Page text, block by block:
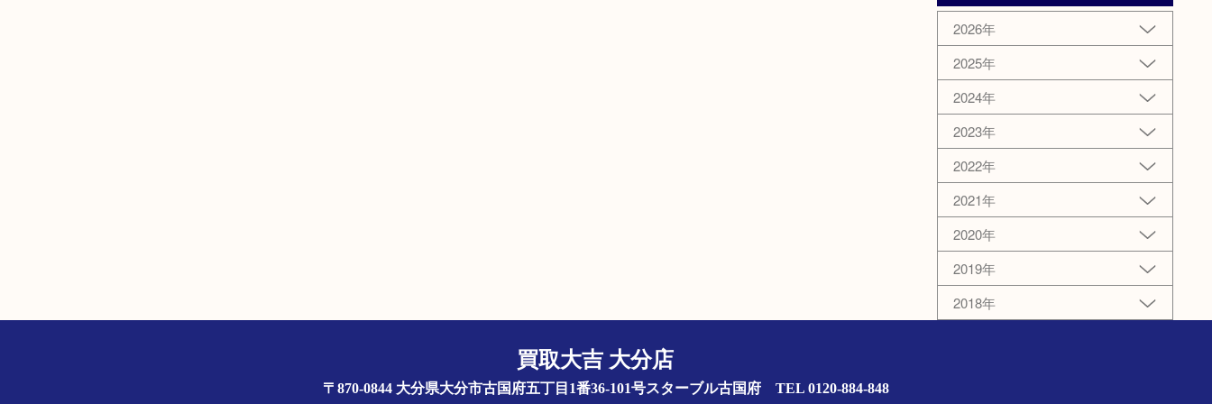
2026年
2025年
2024年
2023年
2022年
2021年
2020年
2019年
2018年
買取大吉 大分店
〒870-0844 大分県大分市古国府五丁目1番36-101号スターブル古国府 TEL 0120-884-848